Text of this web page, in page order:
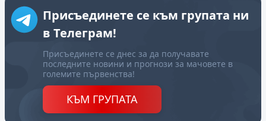
Присъединете се към групата ни
в Телеграм!
Присъединете се днес за да получавате
последните новини и прогнози за мачовете в
големите първенства!
КЪМ ГРУПАТА